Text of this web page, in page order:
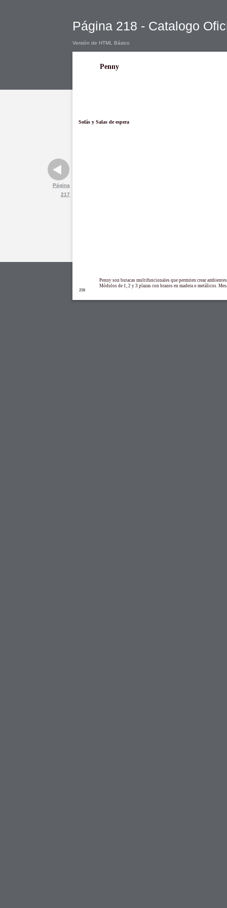
Página 218 - Catalogo
Versión de HTML Básico
Página
217
Penny
216
Sofás y Salas de espera
Penny son butacas multifuncionales que permiten crear
Módulos de 1, 2 y 3 plazas con brazos en madera o metálicos.